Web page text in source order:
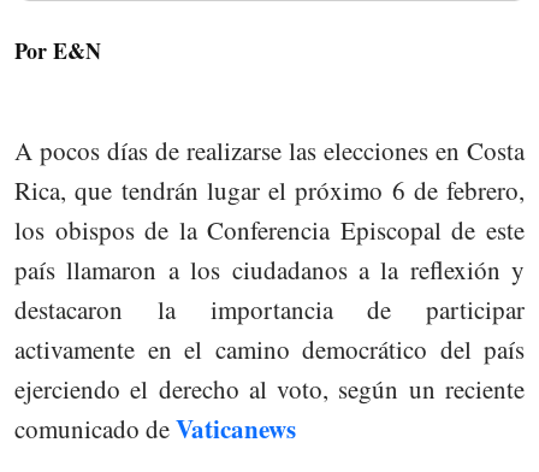
PorE&N
A pocos días de realizarse las elecciones en Costa
Rica, que tendrán lugar el próximo 6 de febrero,
los obispos de la Conferencia Episcopal de este
país llamaron a los ciudadanos a la reflexión y
destacaron la importancia de participar
activamente en el camino democrático del país
ejerciendo el derecho al voto, según un reciente
comunicado deVaticanews